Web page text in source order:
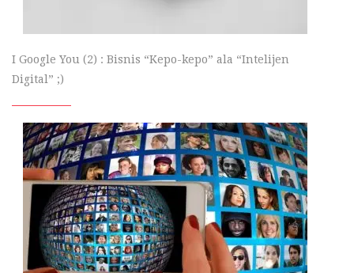
I Google You (2) : Bisnis “Kepo-kepo” ala “Intelijen
Digital” ;)